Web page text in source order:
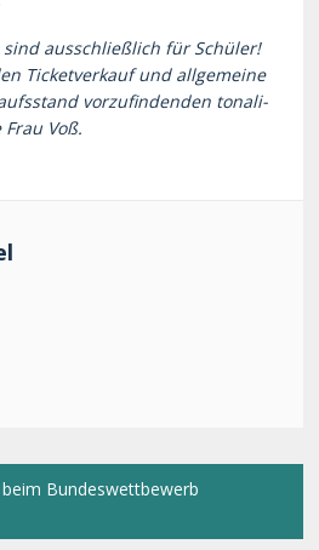
sind ausschließlich für Schüler!
Ticketverkauf und allgemeine
vorzufindenden tonali-
Voß.
Bundeswettbewerb